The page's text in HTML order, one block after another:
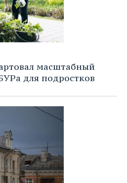
масштабный
для подростков